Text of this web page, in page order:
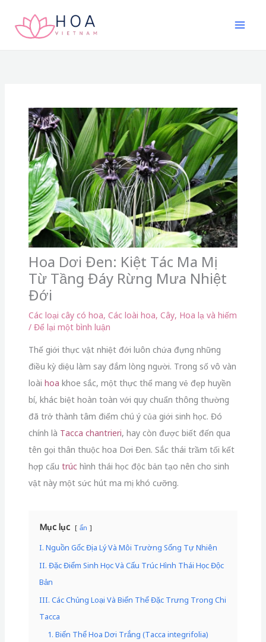
Hoa Dơi Đen: Kiệt Tác Ma Mị
Từ Tầng Đáy Rừng Mưa Nhiệt
Đới
Các loại cây có hoa, Các loài hoa, Cây, Hoa lạ và hiếm
/ Để lại một bình luận
Thế giới thực vật nhiệt đới luôn chứa đựng những
điều kỳ diệu làm say đắm lòng người. Trong số vô vàn
loài hoa khoe sắc, một thực thể mang vẻ đẹp huyền
bí, khác biệt hoàn toàn với quy chuẩn thông thường
đã trở thành tâm điểm chú ý của giới sinh học. Đó
chính là Tacca chantrieri, hay còn được biết đến qua
tên gọi thân thuộc hoa Dơi Đen. Sắc thái trầm tối kết
hợp cấu trúchình thái học độc bản tạo nên cho sinh
vật này một sức hút ma mị khó cưỡng.
Mục lục ẩn
I. Nguồn Gốc Địa Lý Và Môi Trường Sống Tự Nhiên
II. Đặc Điểm Sinh Học Và Cấu Trúc Hình Thái Học Độc
Bản
III. Các Chủng Loại Và Biến Thể Đặc Trưng Trong Chi
Tacca
1. Biến Thể Hoa Dơi Trắng (Tacca integrifolia)